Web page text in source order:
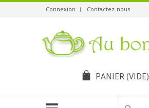
Connexion Contactez-nous
PANIER(VIDE)